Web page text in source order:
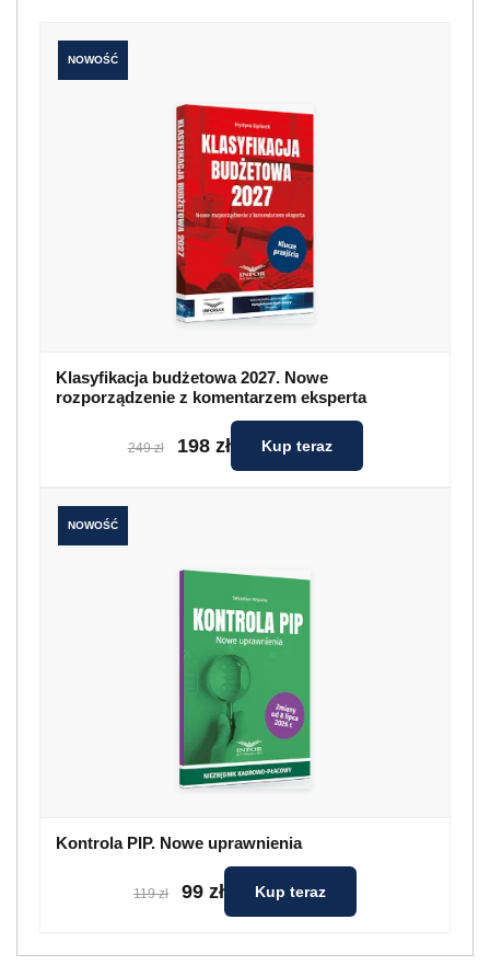
NOWOŚĆ
Klasyfikacja budżetowa 2027. Nowe
rozporządzenie z komentarzem eksperta
249 zł 198 zł Kup teraz
NOWOŚĆ
Kontrola PIP. Nowe uprawnienia
119 zł 99 zł Kup teraz